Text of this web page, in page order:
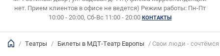
нет. Прием клиентов в офисе не ведется) Режим работы: Пн-Пт
10:00 - 20:00, Сб-Вс 11:00 - 20:00 КОНТАКТЫ
/ Театры / Билеты в МДТ-Театр Европы / Свои люди - сочтёмся